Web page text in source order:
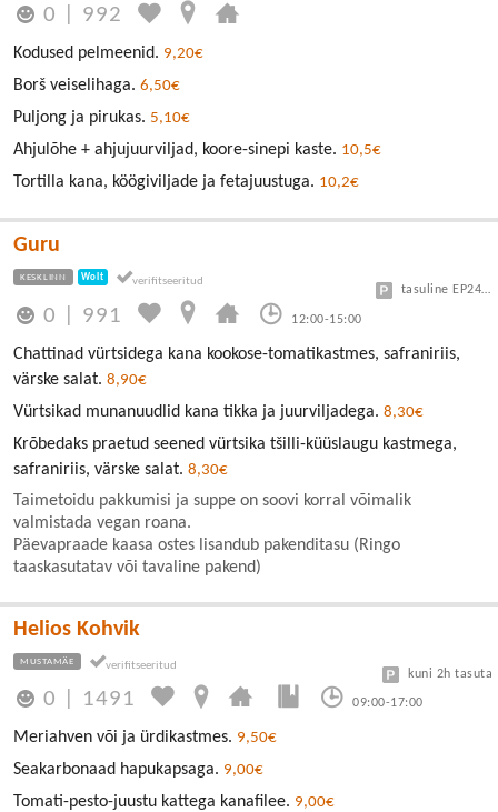
0 992
Kodused pelmeenid. 9,20€
Borš veiselihaga. 6,50€
Puljong ja pirukas. 5,10€
Ahjulõhe + ahjujuurviljad, koore-sinepi kaste. 10,5€
Tortilla kana, köögiviljade ja fetajuustuga. 10,2€
Guru
KESKLINN Wolt
0 991 12:00-15:00
tasuline EP24 või Vanalinn
Chattinad vürtsidega kana kookose-tomatikastmes, safraniriis,
värske salat. 8,90€
Vürtsikad munanuudlid kana tikka ja juurviljadega. 8,30€
Krõbedaks praetud seened vürtsika tšilli-küüslaugu kastmega,
safraniriis, värske salat. 8,30€
Taimetoidu pakkumisi ja suppe on soovi korral võimalik
valmistada vegan roana.
Päevapraade kaasa ostes lisandub pakenditasu (Ringo
taaskasutatav või tavaline pakend)
Helios Kohvik
MUSTAMÄE
0 1491 09:00-17:00
kuni 2h tasuta
Meriahven või ja ürdikastmes. 9,50€
Seakarbonaad hapukapsaga. 9,00€
Tomati-pesto-juustu kattega kanafilee. 9,00€